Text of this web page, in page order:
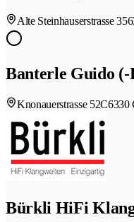
Alte Steinhauserstrasse 35
Banterle Guido
Knonauerstrasse 52C6330
Bürkli HiFi